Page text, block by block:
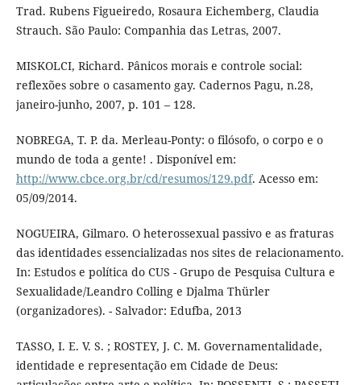
Trad. Rubens Figueiredo, Rosaura Eichemberg, Claudia
Strauch. São Paulo: Companhia das Letras, 2007.
MISKOLCI, Richard. Pânicos morais e controle social:
reflexões sobre o casamento gay. Cadernos Pagu, n.28,
janeiro-junho, 2007, p. 101 – 128.
NOBREGA, T. P. da. Merleau-Ponty: o filósofo, o corpo e o
mundo de toda a gente! . Disponível em:
http://www.cbce.org.br/cd/resumos/129.pdf. Acesso em:
05/09/2014.
NOGUEIRA, Gilmaro. O heterossexual passivo e as fraturas
das identidades essencializadas nos sites de relacionamento.
In: Estudos e política do CUS - Grupo de Pesquisa Cultura e
Sexualidade/Leandro Colling e Djalma Thürler
(organizadores). - Salvador: Edufba, 2013
TASSO, I. E. V. S. ; ROSTEY, J. C. M. Governamentalidade,
identidade e representação em Cidade de Deus: